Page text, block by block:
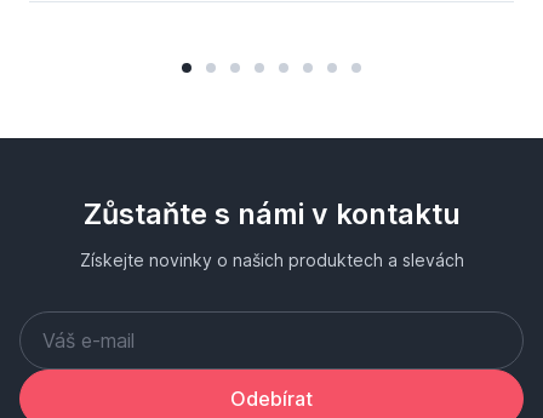
Zůstaňte s námi v kontaktu
Získejte novinky o našich produktech a slevách
Odebírat